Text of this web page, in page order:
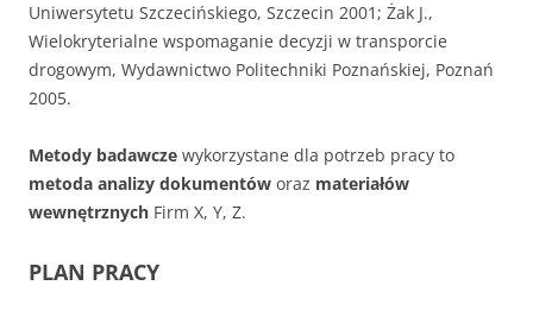
Uniwersytetu Szczecińskiego, Szczecin 2001; Żak J.,
Wielokryterialne wspomaganie decyzji w transporcie
drogowym, Wydawnictwo Politechniki Poznańskiej, Poznań
2005.
Metody badawcze wykorzystane dla potrzeb pracy to
metoda analizy dokumentów oraz materiałów
wewnętrznych Firm X, Y, Z.
PLAN PRACY